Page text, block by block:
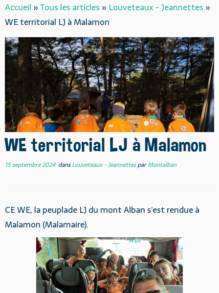
to
content
Accueil »Tous les articles » Louveteaux - Jeannettes »
WE territorial LJ à Malamon
WE territorial LJ à Malamon
15 septembre 2024dansLouveteaux - JeannettesparMontalban
CE WE, la peuplade LJ du mont Alban s’est rendue à
Malamon (Malamaire).